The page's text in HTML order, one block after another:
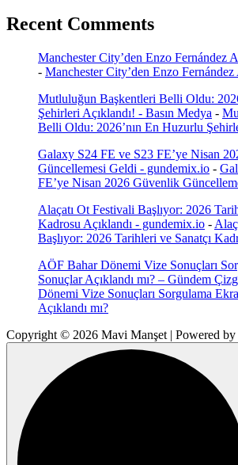
Recent Comments
Manchester City’den Enzo Fernández
- Manchester City’den Enzo Fernández
Mutluluğun Başkentleri Belli Oldu:
Şehirleri Açıklandı! - Basın Medya -
Belli Oldu: 2026’nın En Huzurlu
Galaxy S24 FE ve S23 FE’ye Nisan
Güncellemesi Geldi - gundemix.io -
FE’ye Nisan 2026 Güvenlik
Alaçatı Ot Festivali Başlıyor: 2026
Kadrosu Açıklandı - gundemix.io -
Başlıyor: 2026 Tarihleri ve Sanatçı
AÖF Bahar Dönemi Vize Sonuçları
Sonuçlar Açıklandı mı? – Gündem
Dönemi Vize Sonuçları Sorgulama
Açıklandı mı?
Copyright © 2026 Mavi Manşet | Powered by